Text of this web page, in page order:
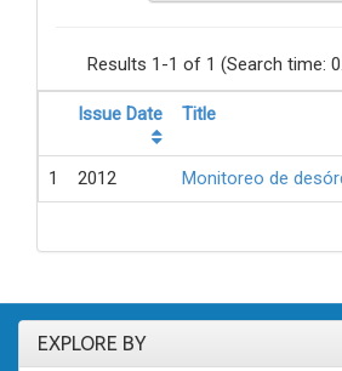
Results 1-1 of 1 (Search time:
Issue Date Title
1 2012 Monitoreo de
EXPLORE BY